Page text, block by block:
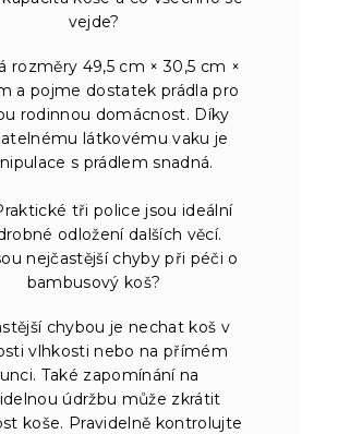
vejde?
rozměry 49,5 cm × 30,5 cm ×
a pojme dostatek prádla pro
rodinnou domácnost. Díky
látkovému vaku je
s prádlem snadná.
tři police jsou ideální
odložení dalších věcí.
nejčastější chyby při péči o
bambusový koš?
chybou je nechat koš v
vlhkosti nebo na přímém
Také zapomínání na
údržbu může zkrátit
koše. Pravidelně kontrolujte